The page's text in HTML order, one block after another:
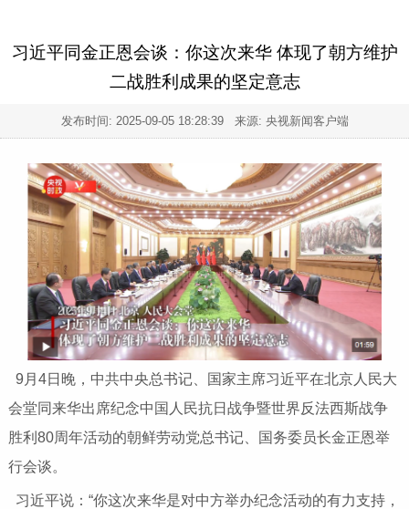
习近平同金正恩会谈：你这次来华 体现了朝方维护
二战胜利成果的坚定意志
发布时间: 2025-09-05 18:28:39来源: 央视新闻客户端
9月4日晚，中共中央总书记、国家主席习近平在北京人民大
会堂同来华出席纪念中国人民抗日战争暨世界反法西斯战争
胜利80周年活动的朝鲜劳动党总书记、国务委员长金正恩举
行会谈。
习近平说：“你这次来华是对中方举办纪念活动的有力支持，